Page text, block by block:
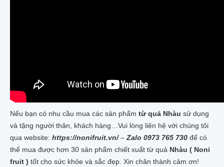
Nếu bạn có nhu cầu mua các sản phẩm từ quả Nhàu sử dụng
và tặng người thân, khách hàng…Vui lòng liên hệ với chúng tôi
qua website: https://nonifruit.vn/– Zalo 0973 765 730 để có
thể mua được hơn 30 sản phẩm chiết xuất từ quả Nhàu ( Noni
fruit ) tốt cho sức khỏe và sắc đẹp. Xin chân thành cảm ơn!